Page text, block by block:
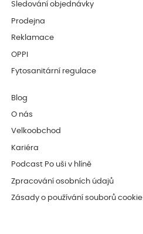
Sledování objednávky
Prodejna
Reklamace
OPPI
Fytosanitární regulace
Blog
O nás
Velkoobchod
Kariéra
Podcast Po uši v hlíně
Zpracování osobních údajů
Zásady o používání souborů cookie